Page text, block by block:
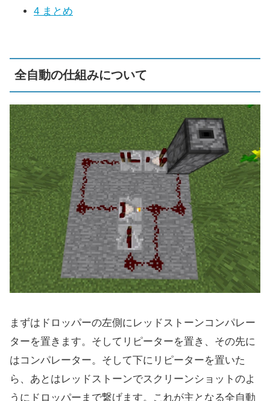
4 まとめ
全自動の仕組みについて
まずはドロッパーの左側にレッドストーンコンパレー
ターを置きます。そしてリピーターを置き、その先に
はコンパレーター。そして下にリピーターを置いた
ら、あとはレッドストーンでスクリーンショットのよ
うにドロッパーまで繋げます。これが主となる全自動